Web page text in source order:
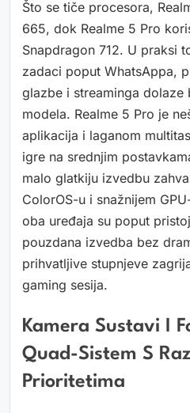
Što se tiče procesora,
665, dok Realme 5 Pro
Snapdragon 712. U praksi
zadaci poput WhatsAppa,
glazbe i streaminga dolaze
modela. Realme 5 Pro je
aplikacija i laganom
igre na srednjim
malo glatkiju izvedbu
ColorOS-u i snažnijem
oba uređaja su poput
pouzdana izvedba bez
prihvatljive stupnjeve
gaming sesija.
Kamera Sustavi I
Quad-Sistem S
Prioritetima